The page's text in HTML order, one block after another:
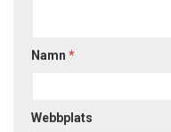
Namn *
Webbplats